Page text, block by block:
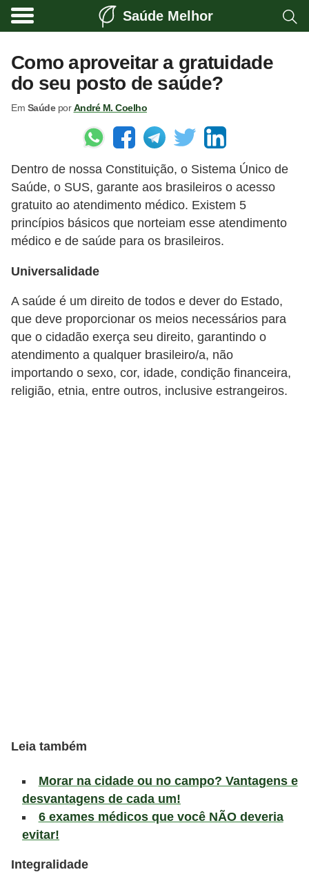
Saúde Melhor
Como aproveitar a gratuidade
do seu posto de saúde?
Em SaúdeporAndré M. Coelho
Dentro de nossa Constituição, o Sistema Único de
Saúde, o SUS, garante aos brasileiros o acesso
gratuito ao atendimento médico. Existem 5
princípios básicos que norteiam esse atendimento
médico e de saúde para os brasileiros.
Universalidade
A saúde é um direito de todos e dever do Estado,
que deve proporcionar os meios necessários para
que o cidadão exerça seu direito, garantindo o
atendimento a qualquer brasileiro/a, não
importando o sexo, cor, idade, condição financeira,
religião, etnia, entre outros, inclusive estrangeiros.
Leia também
Morar na cidade ou no campo? Vantagens e
desvantagens de cada um!
6 exames médicos que você NÃO deveria
evitar!
Integralidade
A
i
v
i
d
e
í
i
c
a
e
l
a
o
S
u